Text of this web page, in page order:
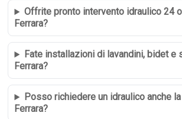
Offrite pronto intervento idraulico 24
Ferrara?
Fate installazioni di lavandini, bidet e
Ferrara?
Posso richiedere un idraulico anche
Ferrara?